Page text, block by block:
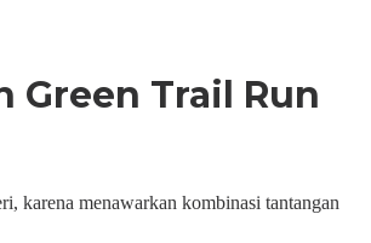
Green Trail Run
karena menawarkan kombinasi tantangan